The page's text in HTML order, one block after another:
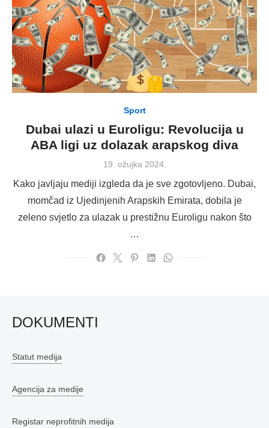
Sport
Dubai ulazi u Euroligu: Revolucija u
ABA ligi uz dolazak arapskog diva
Posted
19. ožujka 2024.
Kako javljaju mediji izgleda da je sve zgotovljeno. Dubai,
momčad iz Ujedinjenih Arapskih Emirata, dobila je
zeleno svjetlo za ulazak u prestižnu Euroligu nakon što
…
DOKUMENTI
Statut medija
Agencija za medije
Registar neprofitnih medija